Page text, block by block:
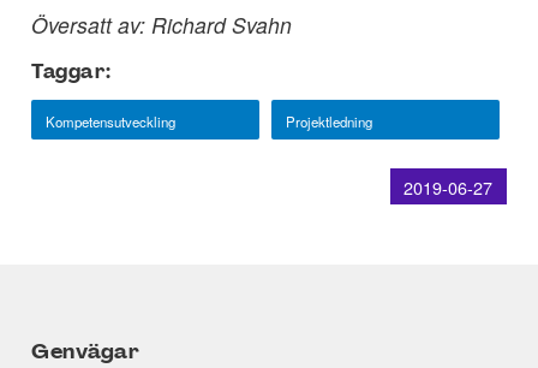
Översatt av: Richard Svahn
Taggar:
Kompetensutveckling Projektledning
2019-06-27
Genvägar